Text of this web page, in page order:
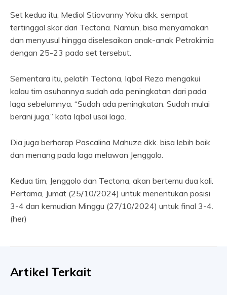
Set kedua itu, Mediol Stiovanny Yoku dkk. sempat
tertinggal skor dari Tectona. Namun, bisa menyamakan
dan menyusul hingga diselesaikan anak-anak Petrokimia
dengan 25-23 pada set tersebut.
Sementara itu, pelatih Tectona, Iqbal Reza mengakui
kalau tim asuhannya sudah ada peningkatan dari pada
laga sebelumnya. “Sudah ada peningkatan. Sudah mulai
berani juga,” kata Iqbal usai laga.
Dia juga berharap Pascalina Mahuze dkk. bisa lebih baik
dan menang pada laga melawan Jenggolo.
Kedua tim, Jenggolo dan Tectona, akan bertemu dua kali.
Pertama, Jumat (25/10/2024) untuk menentukan posisi
3-4 dan kemudian Minggu (27/10/2024) untuk final 3-4.
(her)
Artikel Terkait